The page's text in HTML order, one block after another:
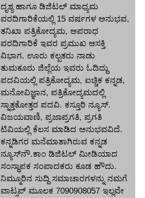
ದೃಶ್ಯ ಹಾಗೂ ಡಿಜಿಟಲ್ ಮಾಧ್ಯಮ
ವರದಿಗಾರಿಕೆಯಲ್ಲಿ 15 ವರ್ಷಗಳ ಅನುಭವ,
ತನಿಖಾ ಪತ್ರಿಕೋದ್ಯಮ, ಅಪರಾಧ
ವರದಿಗಾರಿಕೆ ಇವರ ಪ್ರಮುಖ ಆಸಕ್ತಿ
ವಿಭಾಗ. ಊರು ಕಲ್ಪತರು ನಾಡು
ತುಮಕೂರು ಜಿಲ್ಲೆಯ ಇವರು ಓದಿದ್ದು
ಪದವಿಯಲ್ಲಿ ಪತ್ರಿಕೋದ್ಯಮ, ಐಚ್ಚಿಕ ಕನ್ನಡ,
ಮನೋವಿಜ್ಞಾನ, ಪತ್ರಿಕೋದ್ಯಮದಲ್ಲಿ
ಸ್ನಾತ್ತಕೋತ್ತರ ಪದವಿ. ಕಸ್ತೂರಿ ನ್ಯೂಸ್‌.
ವಿಜಯವಾಣಿ, ಪ್ರಜಾಪ್ರಗತಿ, ಪ್ರಗತಿ
ಟಿವಿಯಲ್ಲಿ ಕೆಲಸ ಮಾಡಿದ ಅನುಭವವಿದೆ.
ಕನ್ನಡಿಗರ ಮನೆಮಾತಾಗಿರುವ ಕನ್ನಡ
ನ್ಯೂಸ್‌ನೌ.ಕಾಂ ಡಿಜಿಟಲ್‌ ಮೀಡಿಯಾದ
ಸಂಸ್ಥಾಪಕ ಸಂಪಾದಕರು ಕೂಡ ಹೌದು.
ನಿಮ್ಮೂರಿನ ಸುದ್ದಿ ಸಮಾಚಾರಗಳನ್ನು ನಮಗೆ
ವಾಟ್ಸಪ್‌ ಮೂಲಕ 7090908057 ಇಲ್ಲವೇ